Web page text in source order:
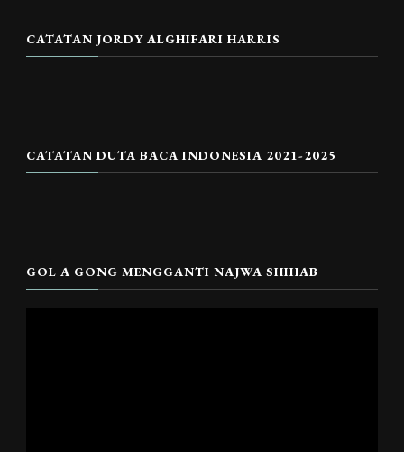
CATATAN JORDY ALGHIFARI HARRIS
CATATAN DUTA BACA INDONESIA 2021-2025
GOL A GONG MENGGANTI NAJWA SHIHAB